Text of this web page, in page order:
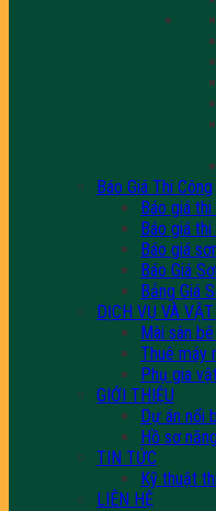
Báo Giá Thi Công
Báo giá
Báo giá
Báo giá
Báo Giá
Bảng Giá
DỊCH VỤ VÀ
Mài sàn
Thuê máy
Phụ gia
GIỚI THIỆU
Dự án nổi
Hồ sơ
TIN TỨC
Kỹ thuật
LIÊN HỆ